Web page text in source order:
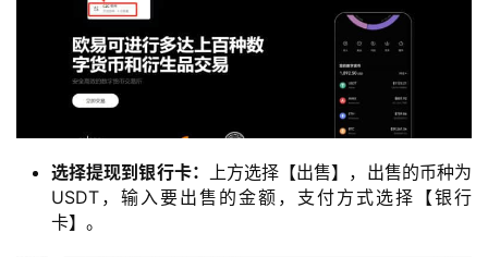
选择提现到银行卡： 上方选择【出售】，出售的币种为
USDT，输入要出售的金额，支付方式选择【银行
卡】。